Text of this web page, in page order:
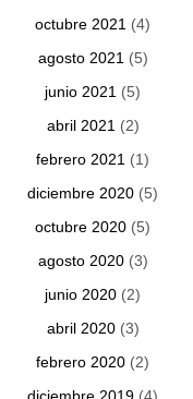
octubre 2021 (4)
agosto 2021 (5)
junio 2021 (5)
abril 2021 (2)
febrero 2021 (1)
diciembre 2020 (5)
octubre 2020 (5)
agosto 2020(3)
junio 2020 (2)
abril 2020(3)
febrero 2020 (2)